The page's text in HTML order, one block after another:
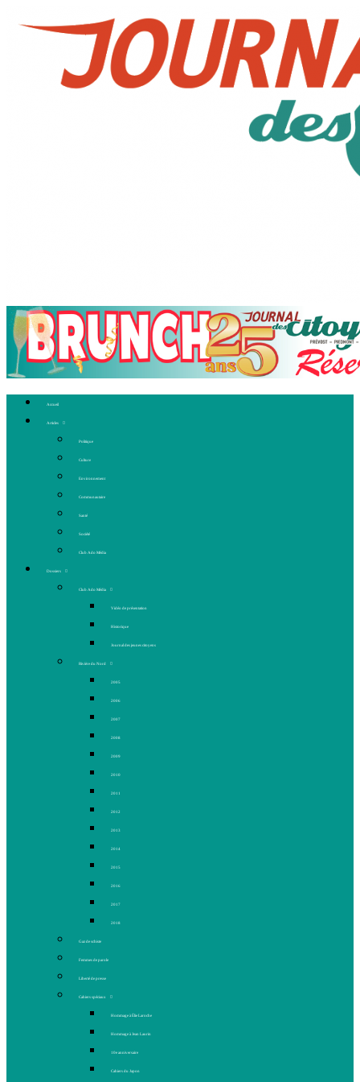
Accueil
Articles
Politique
Culture
Environnement
Communautaire
Santé
Société
Club Ado Média
Dossiers
Club Ado Média
Vidéo de présentation
Historique
Journal des jeunes citoyens
Rivière du Nord
2005
2006
2007
2008
2009
2010
2011
2012
2013
2014
2015
2016
2017
2018
Gaz de schiste
Femmes de parole
Liberté de presse
Cahiers spéciaux
Hommage à Élie Laroche
Hommage à Jean Laurin
10e anniversaire
Cahiers du Japon